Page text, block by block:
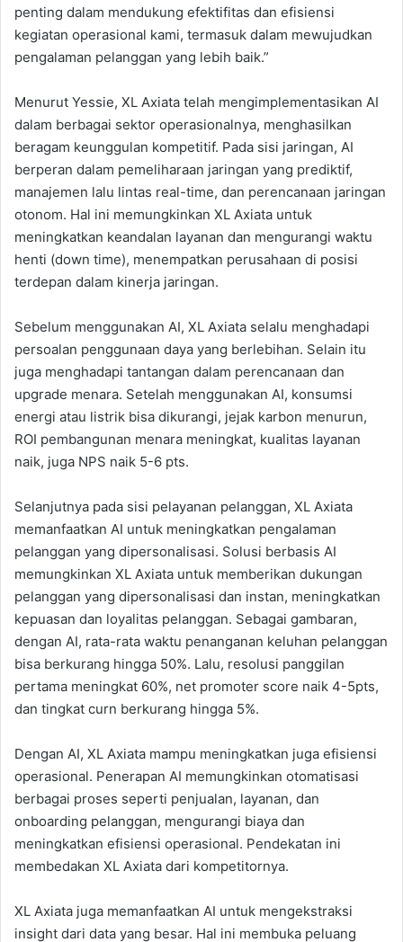
penting dalam mendukung efektifitas dan efisiensi
kegiatan operasional kami, termasuk dalam mewujudkan
pengalaman pelanggan yang lebih baik.”
Menurut Yessie, XL Axiata telah mengimplementasikan AI
dalam berbagai sektor operasionalnya, menghasilkan
beragam keunggulan kompetitif. Pada sisi jaringan, AI
berperan dalam pemeliharaan jaringan yang prediktif,
manajemen lalu lintas real-time, dan perencanaan jaringan
otonom. Hal ini memungkinkan XL Axiata untuk
meningkatkan keandalan layanan dan mengurangi waktu
henti (down time), menempatkan perusahaan di posisi
terdepan dalam kinerja jaringan.
Sebelum menggunakan AI, XL Axiata selalu menghadapi
persoalan penggunaan daya yang berlebihan. Selain itu
juga menghadapi tantangan dalam perencanaan dan
upgrade menara. Setelah menggunakan AI, konsumsi
energi atau listrik bisa dikurangi, jejak karbon menurun,
ROI pembangunan menara meningkat, kualitas layanan
naik, juga NPS naik 5-6 pts.
Selanjutnya pada sisi pelayanan pelanggan, XL Axiata
memanfaatkan AI untuk meningkatkan pengalaman
pelanggan yang dipersonalisasi. Solusi berbasis AI
memungkinkan XL Axiata untuk memberikan dukungan
pelanggan yang dipersonalisasi dan instan, meningkatkan
kepuasan dan loyalitas pelanggan. Sebagai gambaran,
dengan AI, rata-rata waktu penanganan keluhan pelanggan
bisa berkurang hingga 50%. Lalu, resolusi panggilan
pertama meningkat 60%, net promoter score naik 4-5pts,
dan tingkat curn berkurang hingga 5%.
Dengan AI, XL Axiata mampu meningkatkan juga efisiensi
operasional. Penerapan AI memungkinkan otomatisasi
berbagai proses seperti penjualan, layanan, dan
onboarding pelanggan, mengurangi biaya dan
meningkatkan efisiensi operasional. Pendekatan ini
membedakan XL Axiata dari kompetitornya.
XL Axiata juga memanfaatkan AI untuk mengekstraksi
insight dari data yang besar. Hal ini membuka peluang